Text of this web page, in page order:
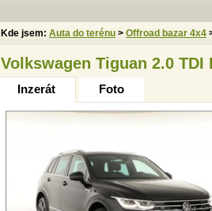
Volkswagen Tiguan 2.0 TDI
Inzerát Foto
Kde jsem: Auta do terénu > Offroad bazar 4x4